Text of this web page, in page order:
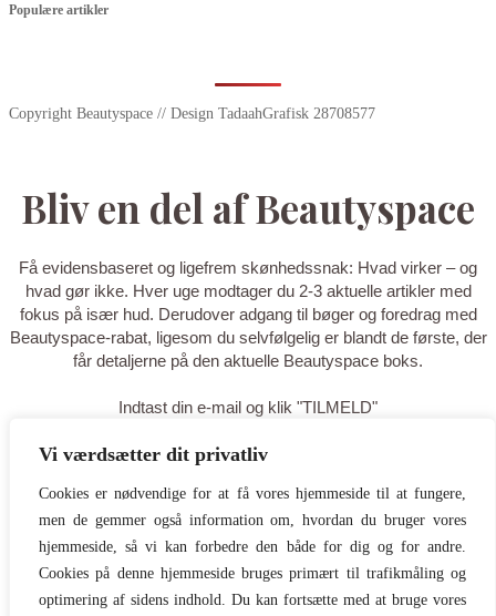
Vi værdsætter dit privatliv
Cookies er nødvendige for at få vores hjemmeside til at fungere,
men de gemmer også information om, hvordan du bruger vores
hjemmeside, så vi kan forbedre den både for dig og for andre.
Cookies på denne hjemmeside bruges primært til trafikmåling og
optimering af sidens indhold. Du kan fortsætte med at bruge vores
Populære artikler
Copyright Beautyspace // Design TadaahGrafisk 28708577
Bliv en del af Beautyspace
Få evidensbaseret og ligefrem skønhedssnak: Hvad virker – og
hvad gør ikke. Hver uge modtager du 2-3 aktuelle artikler med
fokus på især hud. Derudover adgang til bøger og foredrag med
Beautyspace-rabat, ligesom du selvfølgelig er blandt de første, der
får detaljerne på den aktuelle Beautyspace boks.
Indtast din e-mail og klik "TILMELD"
TILMELD
Tak for din tilmelding - du er nu på
listen! Tilføj gerne